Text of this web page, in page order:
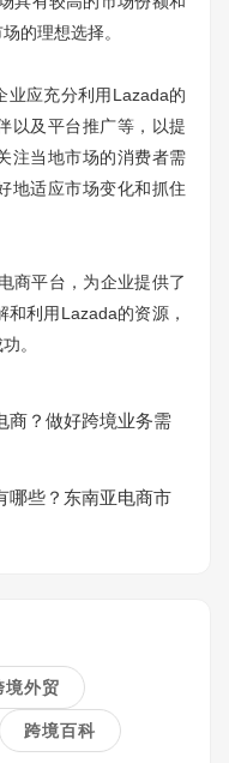
的理想选择。
应充分利用Lazada的
以及平台推广等，以提
注当地市场的消费者需
地适应市场变化和抓住
平台，为企业提供了
利用Lazada的资源，
。
商？做好跨境业务需
哪些？东南亚电商市
境外贸
跨境百科